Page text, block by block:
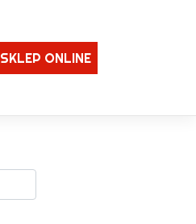
SKLEP ONLINE